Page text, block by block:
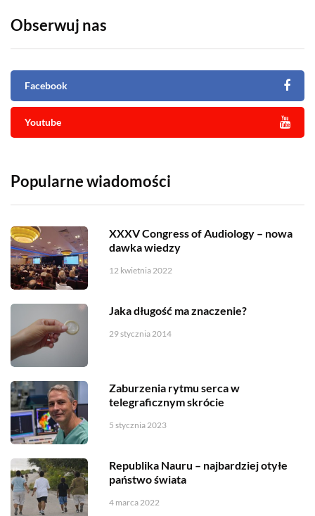
Obserwuj nas
Facebook
Youtube
Popularne wiadomości
XXXV Congress of Audiology – nowa
dawka wiedzy
12 kwietnia 2022
Jaka długość ma znaczenie?
29 stycznia 2014
Zaburzenia rytmu serca w
telegraficznym skrócie
5 stycznia 2023
Republika Nauru – najbardziej otyłe
państwo świata
4 marca 2022